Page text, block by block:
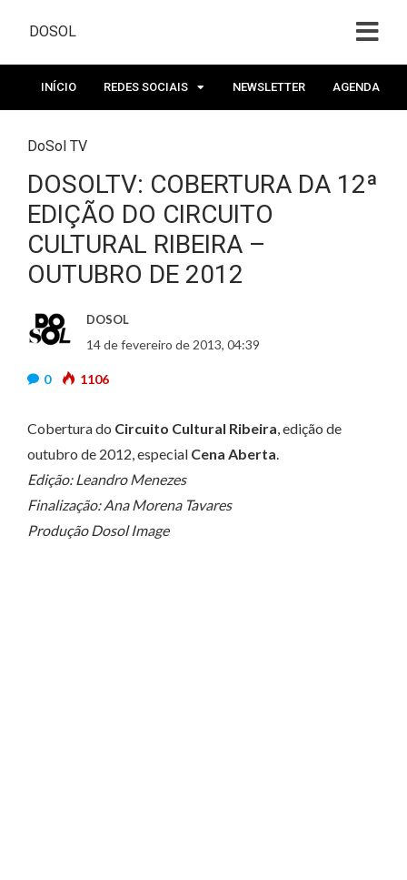
DOSOL
INÍCIO REDES SOCIAIS NEWSLETTER AGENDA
DoSol TV
DOSOLTV: COBERTURA DA 12ª
EDIÇÃO DO CIRCUITO
CULTURAL RIBEIRA –
OUTUBRO DE 2012
DOSOL
14 de fevereiro de 2013, 04:39
0 1106
Cobertura do Circuito Cultural Ribeira, edição de
outubro de 2012, especial Cena Aberta.
Edição: Leandro Menezes
Finalização: Ana Morena Tavares
Produção Dosol Image